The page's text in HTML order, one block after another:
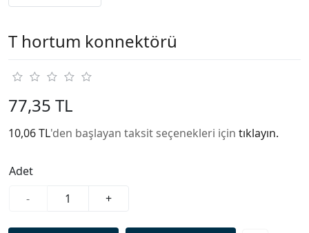
T hortum konnektörü
77,35 TL
10,06 TL'den başlayan taksit seçenekleri için tıklayın.
Adet
-
+